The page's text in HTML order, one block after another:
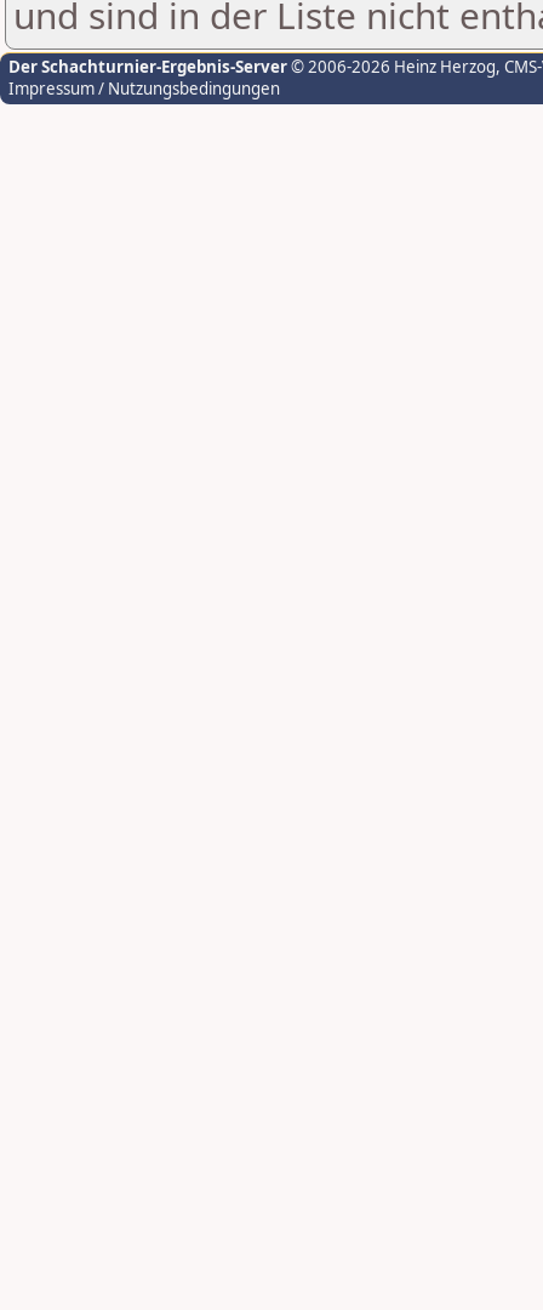
und sind in der Liste nicht
Der Schachturnier-Ergebnis-Server© 2006-2026 Heinz Herzog,
Impressum / Nutzungsbedingungen